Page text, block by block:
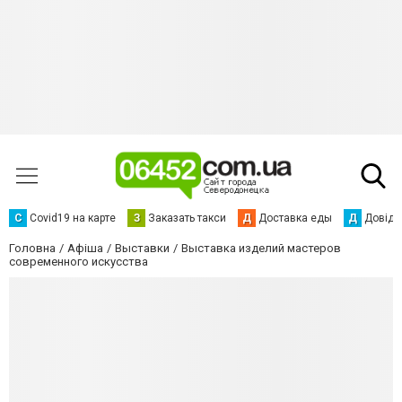
С Сovid19 на карте З Заказать такси Д Доставка еды Д
Головна Афіша Выставки
Выставка изделий мастеров
современного искусства